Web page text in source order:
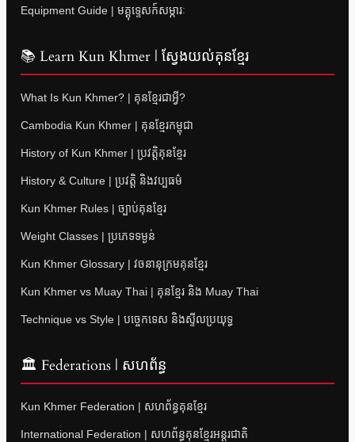
Equipment Guide | មគ្គុទ្ទេសក៍សម្ភារៈ
📚 Learn Kun Khmer | ស្វែងយល់គុនខ្មែរ
What Is Kun Khmer? | គុនខ្មែរជាអ្វី?
Cambodia Kun Khmer | គុនខ្មែរកម្ពុជា
History of Kun Khmer | ប្រវត្តិគុនខ្មែរ
History & Culture | ប្រវត្តិ និងវប្បធម៌
Kun Khmer Rules | ច្បាប់គុនខ្មែរ
Weight Classes | ប្រភេទទម្ងន់
Kun Khmer Glossary | វចនានុក្រមគុនខ្មែរ
Kun Khmer vs Muay Thai | គុនខ្មែរ និង Muay Thai
Technique vs Style | បច្ចេកទេស និងស្ទីលប្រយុទ្ធ
🏛 Federations | សហព័ន្ធ
Kun Khmer Federation | សហព័ន្ធគុនខ្មែរ
International Federation | សហព័ន្ធគុនខ្មែរអន្តរជាតិ